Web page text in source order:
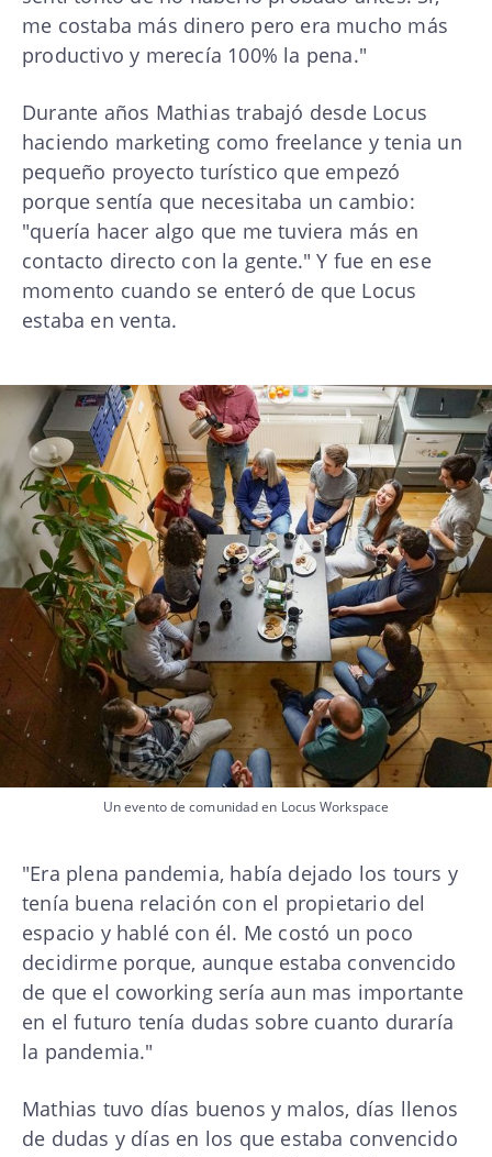
me costaba más dinero pero era mucho más
productivo y merecía 100% la pena."
Durante años Mathias trabajó desde Locus
haciendo marketing como freelance y tenia un
pequeño proyecto turístico que empezó
porque sentía que necesitaba un cambio:
"quería hacer algo que me tuviera más en
contacto directo con la gente." Y fue en ese
momento cuando se enteró de que Locus
estaba en venta.
Un evento de comunidad en Locus Workspace
"Era plena pandemia, había dejado los tours y
tenía buena relación con el propietario del
espacio y hablé con él. Me costó un poco
decidirme porque, aunque estaba convencido
de que el coworking sería aun mas importante
en el futuro tenía dudas sobre cuanto duraría
la pandemia."
Mathias tuvo días buenos y malos, días llenos
de dudas y días en los que estaba convencido